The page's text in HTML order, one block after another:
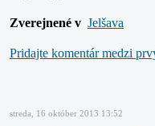
Zverejnené v Jelšava
Pridajte komentár medzi
streda, 16 október 2013 13:52